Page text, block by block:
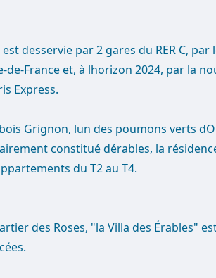
desservie par 2 gares du RER C, par
France et, à lhorizon 2024, par la
Express.
Grignon, lun des poumons verts
constitué dérables, la
du T2 au T4.
des Roses, "la Villa des Érables"